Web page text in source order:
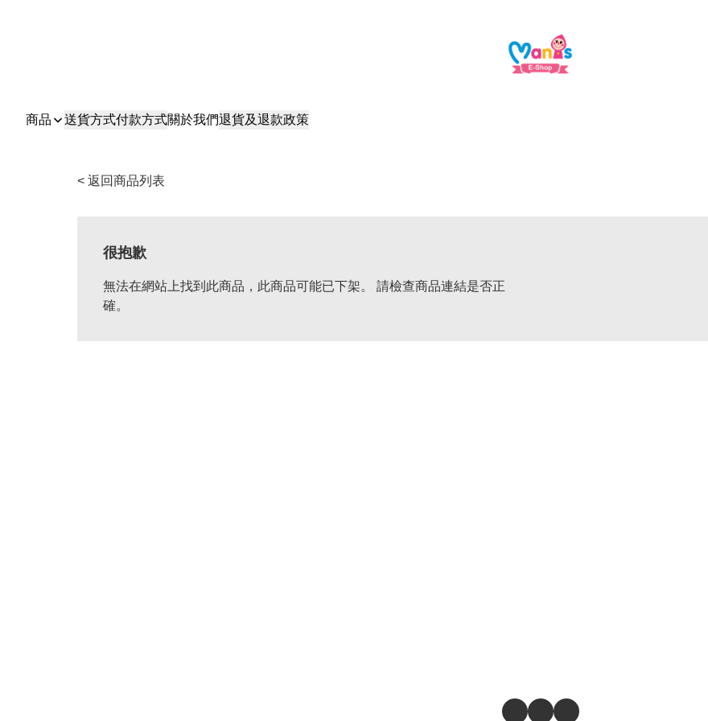
商品 送貨方式付款方式關於我們退貨及退款政策
< 返回商品列表
很抱歉
無法在網站上找到此商品，此商品可能已下架。 請檢查商品連結是否正
確。